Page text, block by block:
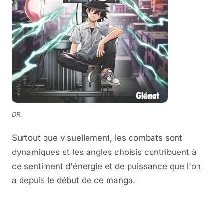
DR.
Surtout que visuellement, les combats sont
dynamiques et les angles choisis contribuent à
ce sentiment d'énergie et de puissance que l'on
a depuis le début de ce manga.